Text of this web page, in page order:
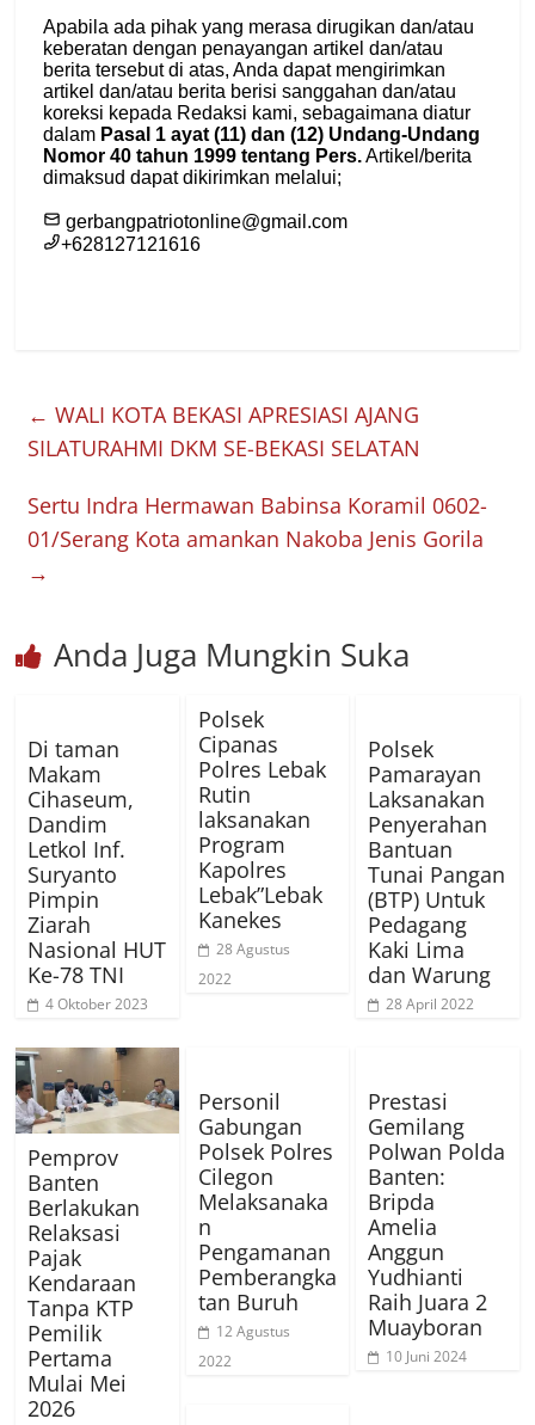
← WALI KOTA BEKASI APRESIASI AJANG
SILATURAHMI DKM SE-BEKASI SELATAN
Sertu Indra Hermawan Babinsa Koramil 0602-
01/Serang Kota amankan Nakoba Jenis Gorila
→
Anda Juga Mungkin Suka
Di taman
Makam
Cihaseum,
Dandim
Letkol Inf.
Suryanto
Pimpin
Ziarah
Nasional HUT
Ke-78 TNI
4 Oktober 2023
Polsek
Cipanas
Polres Lebak
Rutin
laksanakan
Program
Kapolres
Lebak”Lebak
Kanekes
28 Agustus
2022
Polsek
Pamarayan
Laksanakan
Penyerahan
Bantuan
Tunai Pangan
(BTP) Untuk
Pedagang
Kaki Lima
dan Warung
28 April 2022
Pemprov
Banten
Berlakukan
Relaksasi
Pajak
Kendaraan
Tanpa KTP
Pemilik
Pertama
Mulai Mei
2026
Personil
Gabungan
Polsek Polres
Cilegon
Melaksanaka
n
Pengamanan
Pemberangka
tan Buruh
12 Agustus
2022
Prestasi
Gemilang
Polwan Polda
Banten:
Bripda
Amelia
Anggun
Yudhianti
Raih Juara 2
Muayboran
10 Juni 2024